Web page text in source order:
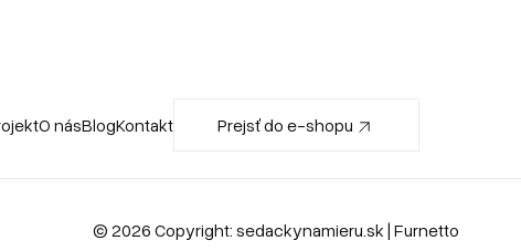
O násBlogKontakt Prejsť do e-shopu
© 2026 Copyright: sedackynamieru.sk | Furnetto